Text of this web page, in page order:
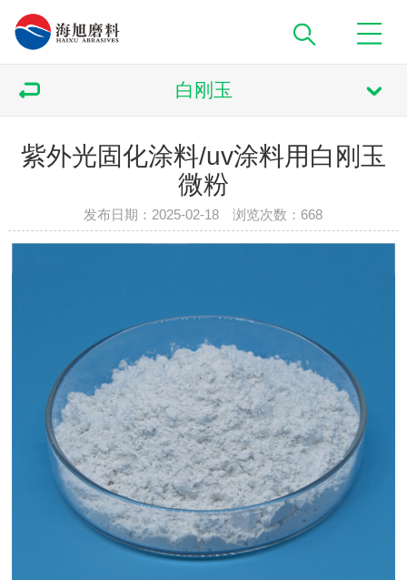
白刚玉
紫外光固化涂料/uv涂料用白刚玉
微粉
发布日期：2025-02-18 浏览次数： 668